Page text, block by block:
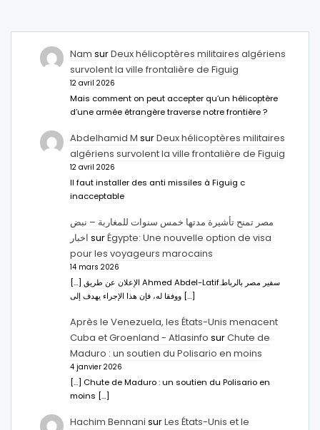
Nam surDeux hélicoptères militaires algériens
survolent la ville frontalière de Figuig
12 avril 2026
Mais comment on peut accepter qu’un hélicoptère
d’une armée étrangère traverse notre frontière ?
Abdelhamid M surDeux hélicoptères militaires
algériens survolent la ville frontalière de Figuig
12 avril 2026
Il faut installer des anti missiles à Figuig c
inacceptable
مصر تمنح تأشيرة مدتها خمس سنوات للمغاربة – نبض
اخبار surÉgypte: Une nouvelle option de visa
pour les voyageurs marocains
14 mars 2026
[…] الإعلان عن طريق Ahmed Abdel-Latifسفير مصر بالرباط.
ووفقا له، فإن هذا الإجراء يهدف إلى […]
Après le Venezuela, les États-Unis menacent
Cuba et Groenland - Atlasinfo surChute de
Maduro : un soutien du Polisario en moins
4 janvier 2026
[…] Chute de Maduro : un soutien du Polisario en
moins […]
Hachim Bennani surLes États-Unis et le